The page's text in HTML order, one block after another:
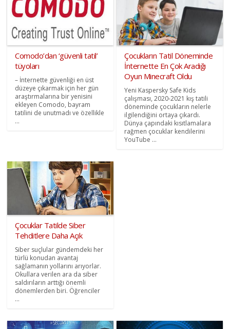
Comodo’dan ‘güvenli tatil’
tüyoları
– İnternette güvenliği en üst
düzeye çıkarmak için her gün
araştırmalarına bir yenisini
ekleyen Comodo, bayram
tatilini de unutmadı ve özellikle
...
Çocukların Tatil Döneminde
İnternette En Çok Aradığı
Oyun Minecraft Oldu
Yeni Kaspersky Safe Kids
çalışması, 2020-2021 kış tatili
döneminde çocukların nelerle
ilgilendiğini ortaya çıkardı.
Dünya çapındaki kısıtlamalara
rağmen çocuklar kendilerini
YouTube ...
Çocuklar Tatilde Siber
Tehditlere Daha Açık
Siber suçlular gündemdeki her
türlü konudan avantaj
sağlamanın yollarını arıyorlar.
Okullara verilen ara da siber
saldırıların arttığı önemli
dönemlerden biri. Öğrenciler
...